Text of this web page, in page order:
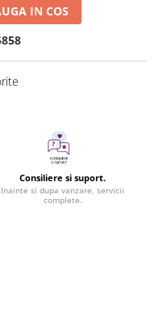
IN COS
Consiliere si suport.
Inainte si dupa vanzare, servicii
complete.